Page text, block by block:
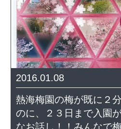
2016.01.08
熱海梅園の梅が既に２
のに、２３日まで入園
なお話し！！みんなで